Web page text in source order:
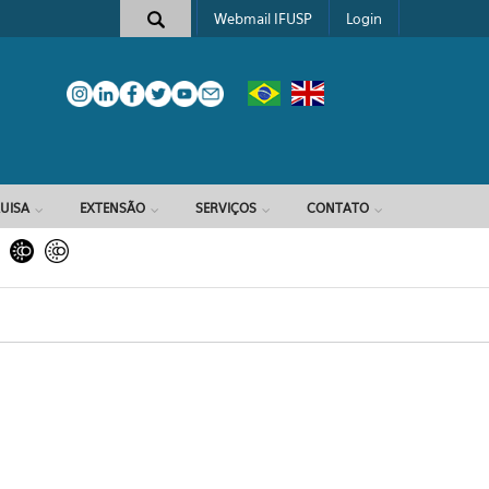
busca
Webmail IFUSP Login
EXTENSÃO SERVIÇOS CONTATO